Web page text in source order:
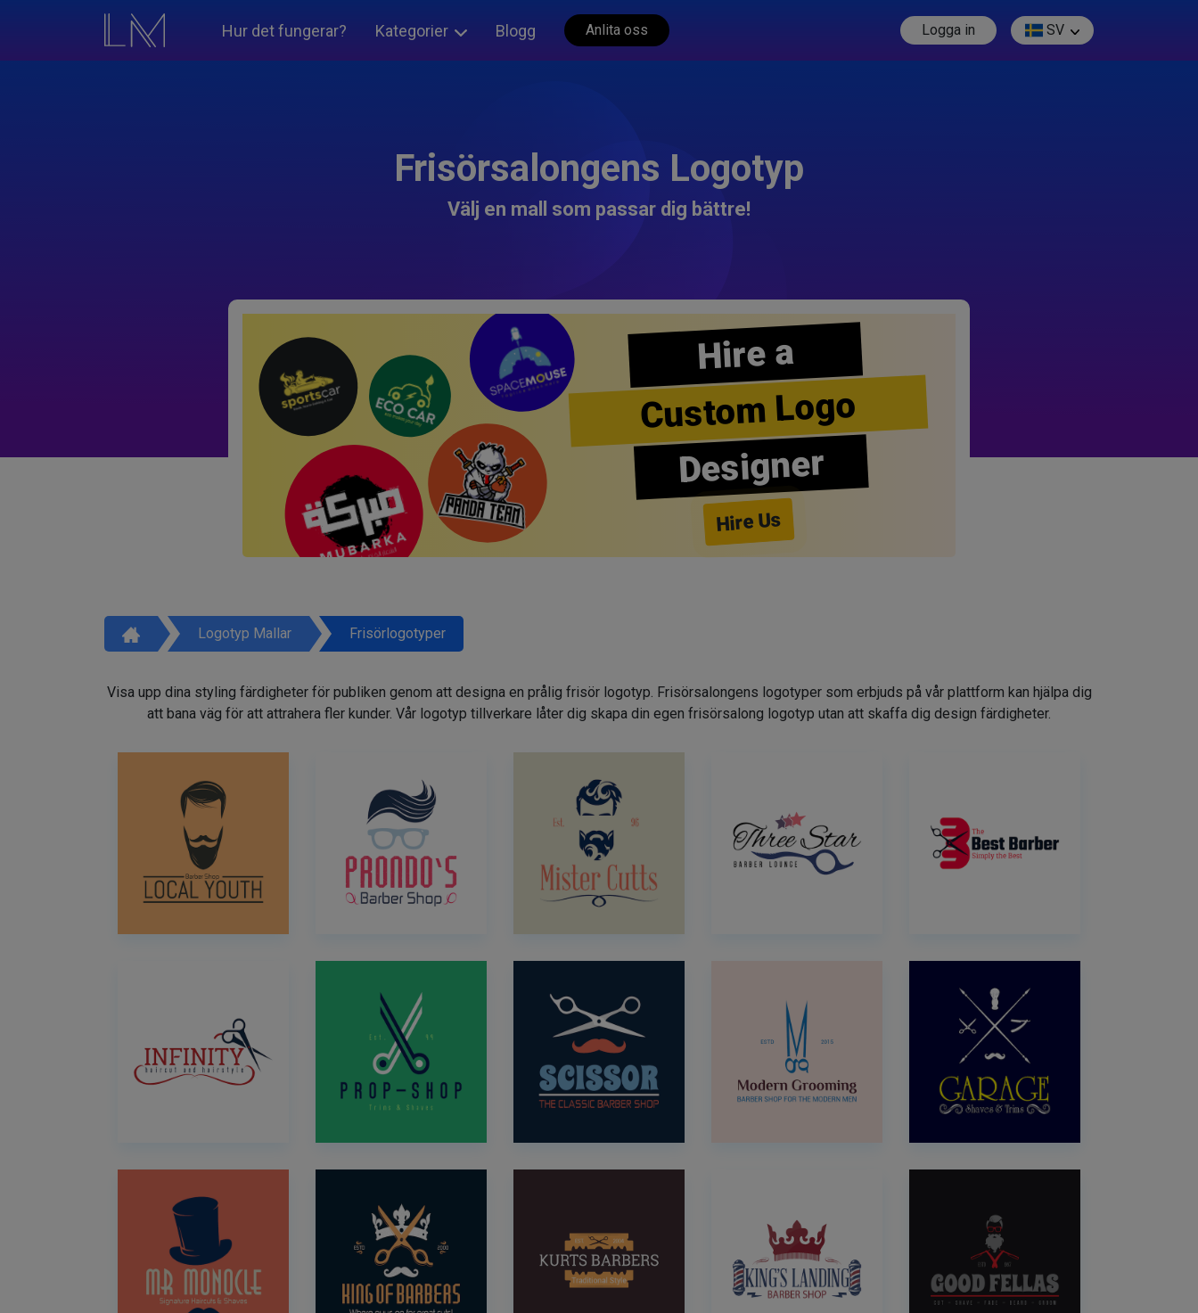
Hur det fungerar? Kategorier Blogg Anlita oss Logga in SV
Frisörsalongens Logotyp
Välj en mall som passar dig bättre!
Hire a
Custom Logo
Designer
Hire Us
Logotyp Mallar Frisörlogotyper
Visa upp dina styling färdigheter för publiken genom att designa en prålig frisör logotyp. Frisörsalongens logotyper som erbjuds på vår plattform kan hjälpa dig
att bana väg för att attrahera fler kunder. Vår logotyp tillverkare låter dig skapa din egen frisörsalong logotyp utan att skaffa dig design färdigheter.